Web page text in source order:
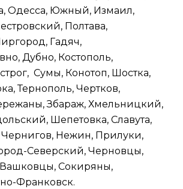
Одесса, Южный, Измаил,
Полтава,
Гадяч,
Дубно, Костополь,
Сумы, Конотоп, Шостка,
Тернополь, Чертков,
Збараж, Хмельницкий,
Шепетовка, Славута,
Нежин, Прилуки,
Северский, Черновцы,
Сокиряны,
Франковск.